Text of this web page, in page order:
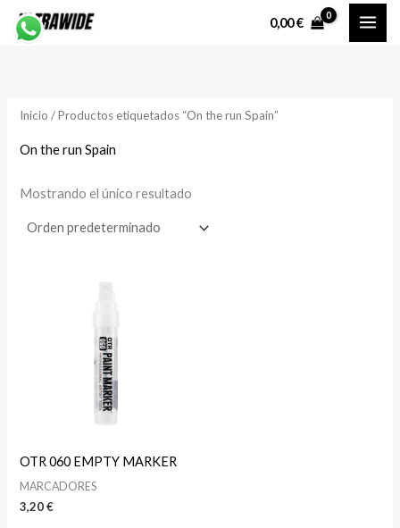
0,00€
Inicio / Productos etiquetados “On the run Spain”
On the run Spain
Mostrando el único resultado
OTR 060 EMPTY MARKER
MARCADORES
3,20€